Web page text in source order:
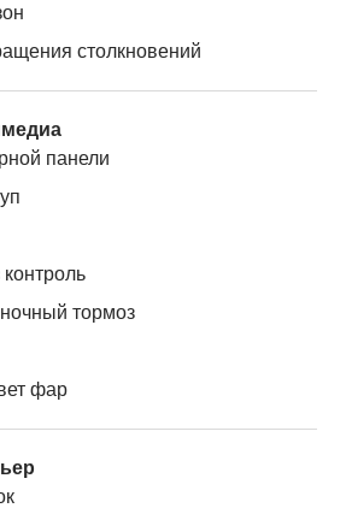
столкновений
панели
тормоз
фар